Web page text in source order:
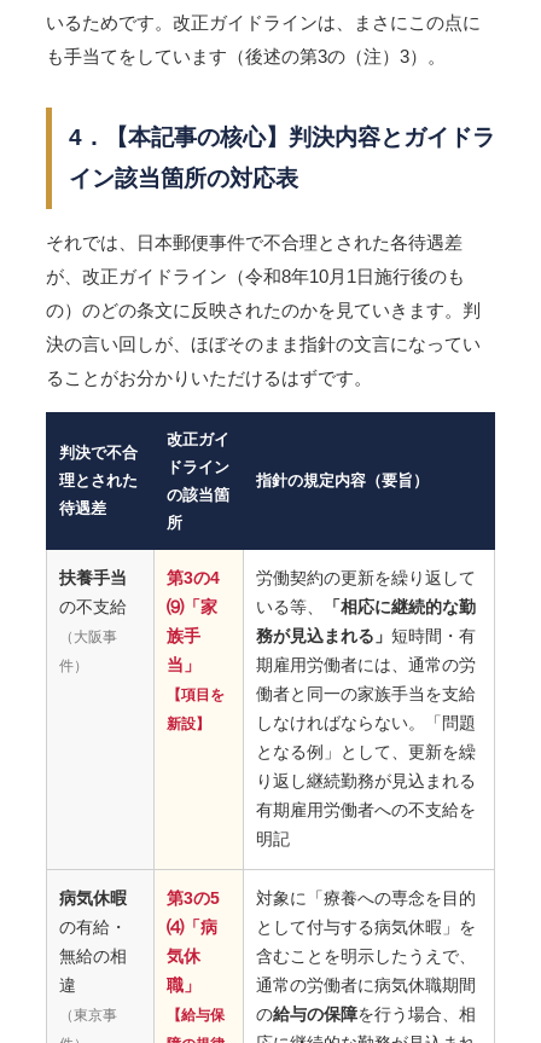
いるためです。改正ガイドラインは、まさにこの点に
も手当てをしています（後述の第3の（注）3）。
4．【本記事の核心】判決内容とガイドラ
イン該当箇所の対応表
それでは、日本郵便事件で不合理とされた各待遇差
が、改正ガイドライン（令和8年10月1日施行後のも
の）のどの条文に反映されたのかを見ていきます。判
決の言い回しが、ほぼそのまま指針の文言になってい
ることがお分かりいただけるはずです。
判決で不合
理とされた
待遇差
改正ガイ
ドライン
の該当箇
所
指針の規定内容（要旨）
扶養手当
の不支給
（大阪事
件）
第3の4
⑼「家
族手
当」
【項目を
新設】
労働契約の更新を繰り返して
いる等、
「相応に継続的な勤
務が見込まれる」 短時間・有
期雇用労働者には、通常の労
働者と同一の家族手当を支給
しなければならない。「問題
となる例」として、更新を繰
り返し継続勤務が見込まれる
有期雇用労働者への不支給を
明記
病気休暇
の有給・
無給の相
違
（東京事
第3の5
⑷「病
気休
職」
【給与保
対象に「療養への専念を目的
として付与する病気休暇」を
含むことを明示したうえで、
通常の労働者に病気休職期間
の給与の保障を行う場合、相